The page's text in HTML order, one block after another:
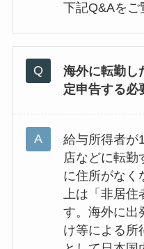
下記Q&Aをご
海外に転勤し
定申告する必
給与所得者が
店などに転勤
に住所がなく
上は「非居
す。海外に出
け等による所